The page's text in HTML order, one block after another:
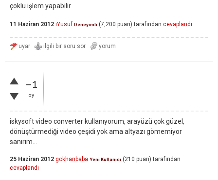
çoklu işlem yapabilir
11 Haziran 2012 iYusuf Deneyimli (7,200 puan) tarafından cevaplandı
–1
oy
iskysoft video converter kullanıyorum, arayüzü çok güzel,
dönüştürmediği video çeşidi yok ama altyazı gömemiyor
sanırım...
25 Haziran 2012 gokhanbaba Yeni Kullanıcı (210 puan) tarafından
cevaplandı